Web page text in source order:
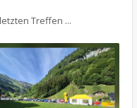
Treffen ...